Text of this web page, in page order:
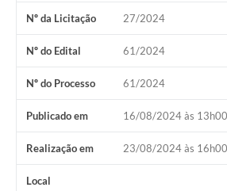
Turismo
Tributos
Agenda
Nº da Licitação 27/2024
Nº do Edital 61/2024
Nº do Processo 61/2024
Publicado em 16/08/2024 às 13h00
Realização em 23/08/2024 às 16h00
Local